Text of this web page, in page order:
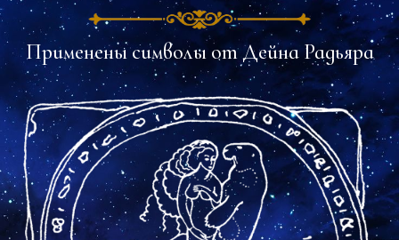
Применены символы от Дейна Радьяра